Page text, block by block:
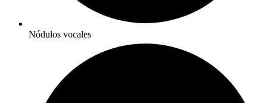
Nódulos vocales